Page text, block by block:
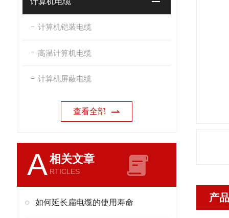
计算机铠装电缆
高温计算机电缆
计算机屏蔽电缆
查看全部
A相关文章
RTICLES
如何延长扁电缆的使用寿命 产